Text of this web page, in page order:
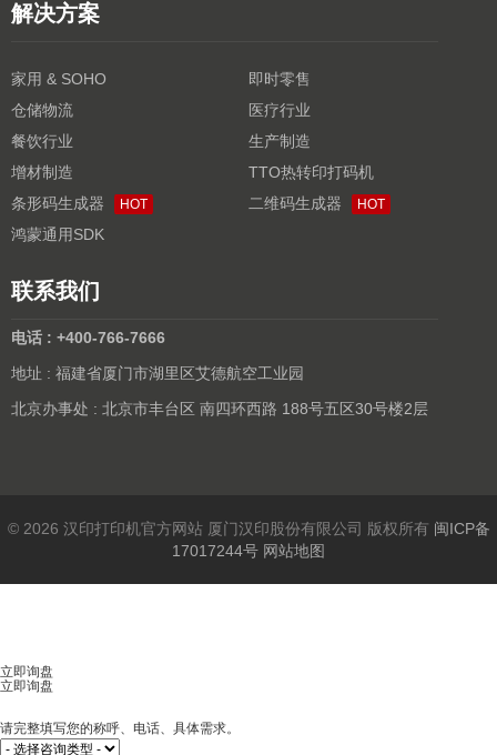
解决方案
家用 & SOHO
即时零售
仓储物流
医疗行业
餐饮行业
生产制造
增材制造
TTO热转印打码机
条形码生成器
HOT 二维码生成器 HOT
鸿蒙通用SDK
联系我们
电话 : +400-766-7666
地址 : 福建省厦门市湖里区艾德航空工业园
北京办事处 : 北京市丰台区 南四环西路 188号五区30号楼2层
© 2026 汉印打印机官方网站 厦门汉印股份有限公司 版权所有 闽ICP备
17017244号 网站地图
立即询盘
立即询盘
请完整填写您的称呼、电话、具体需求。